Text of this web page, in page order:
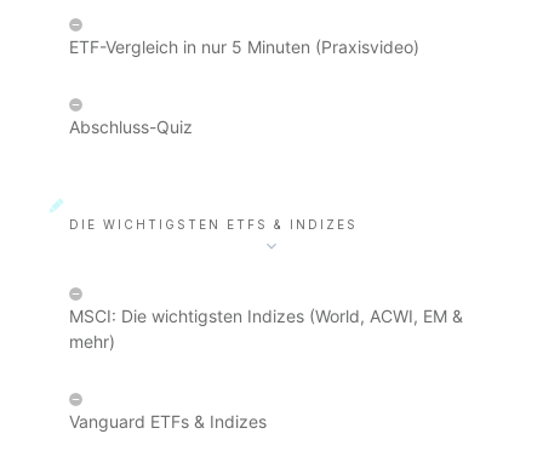
ETF-Vergleich in nur 5 Minuten (Praxisvideo)
Abschluss-Quiz
DIE WICHTIGSTEN ETFS & INDIZES
MSCI: Die wichtigsten Indizes (World, ACWI, EM &
mehr)
Vanguard ETFs & Indizes